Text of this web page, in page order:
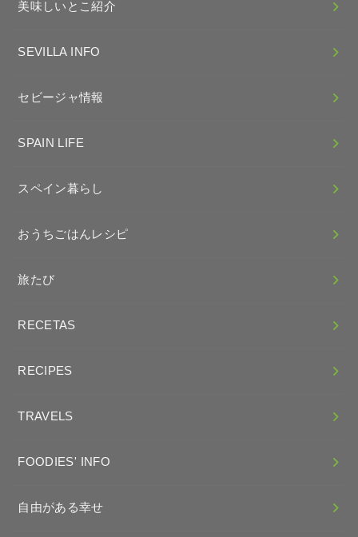
美味しいとこ紹介
SEVILLA INFO
セビージャ情報
SPAIN LIFE
スペイン暮らし
おうちごはんレシピ
旅たび
RECETAS
RECIPES
TRAVELS
FOODIES' INFO
自由がある幸せ